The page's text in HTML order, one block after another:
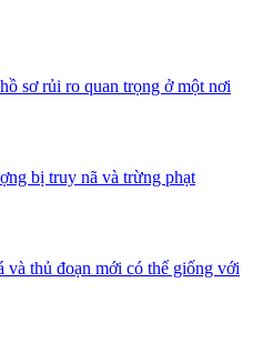
sơ rủi ro quan trọng ở một nơi
bị truy nã và trừng phạt
thủ đoạn mới có thể giống với